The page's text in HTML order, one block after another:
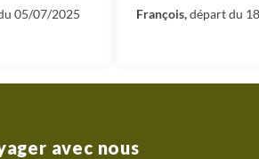
et très
05/07/2025
le programme
François,départ du
avec nous